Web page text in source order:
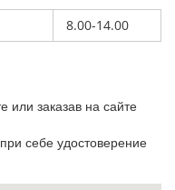
8.00-14.00
или заказав на сайте
себе удостоверение